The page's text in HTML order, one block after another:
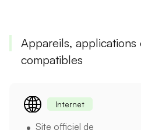
Appareils, applications
compatibles
Internet
Site officiel de